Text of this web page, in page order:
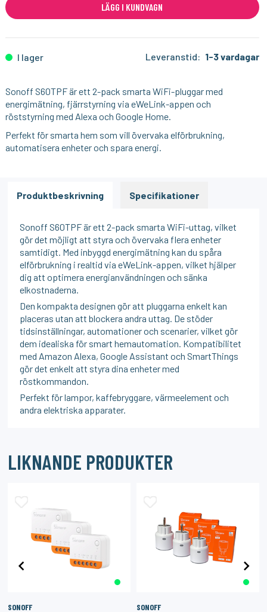
LÄGG I KUNDVAGN
I lager Leveranstid: 1-3 vardagar
Sonoff S60TPF är ett 2-pack smarta WiFi-pluggar med
energimätning, fjärrstyrning via eWeLink-appen och
röststyrning med Alexa och Google Home.
Perfekt för smarta hem som vill övervaka elförbrukning,
automatisera enheter och spara energi.
Produktbeskrivning Specifikationer
Sonoff S60TPF är ett 2-pack smarta WiFi-uttag, vilket
gör det möjligt att styra och övervaka flera enheter
samtidigt. Med inbyggd energimätning kan du spåra
elförbrukning i realtid via eWeLink-appen, vilket hjälper
dig att optimera energianvändningen och sänka
elkostnaderna.
Den kompakta designen gör att pluggarna enkelt kan
placeras utan att blockera andra uttag. De stöder
tidsinställningar, automationer och scenarier, vilket gör
dem idealiska för smart hemautomation. Kompatibilitet
med Amazon Alexa, Google Assistant och SmartThings
gör det enkelt att styra dina enheter med
röstkommandon.
Perfekt för lampor, kaffebryggare, värmeelement och
andra elektriska apparater.
LIKNANDE PRODUKTER
SONOFF SONOFF